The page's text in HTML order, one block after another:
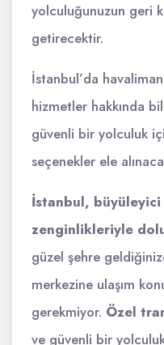
yolculuğunuzun geri
getirecektir.
İstanbul’da
hizmetler hakkında
güvenli bir yolculuk
seçenekler ele
İstanbul,
zenginlikleriyle
güzel şehre
merkezine ulaşım
gerekmiyor. Özel
ve güvenli bir